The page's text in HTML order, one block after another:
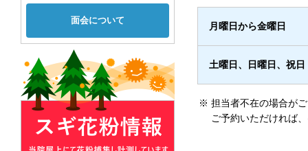
月曜日から金曜日
土曜日、日曜日、祝日
担当者不在の場合が
ご予約いただければ
面会について